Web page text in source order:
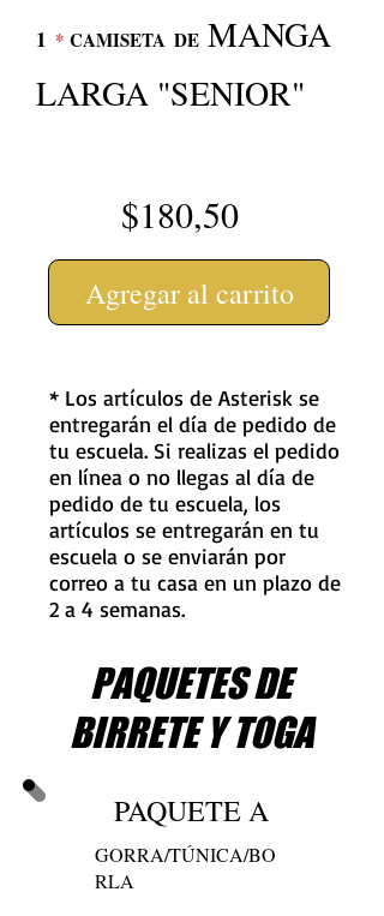
1 * CAMISETA DE MANGA
LARGA "SENIOR"
$180,50
Agregar al carrito
* Los artículos de Asterisk se
entregarán el día de pedido de
tu escuela. Si realizas el pedido
en línea o no llegas al día de
pedido de tu escuela, los
artículos se entregarán en tu
escuela o se enviarán por
correo a tu casa en un plazo de
2 a 4 semanas.
PAQUETES DE
BIRRETE Y TOGA
PAQUETE A
GORRA/TÚNICA/BO
RLA